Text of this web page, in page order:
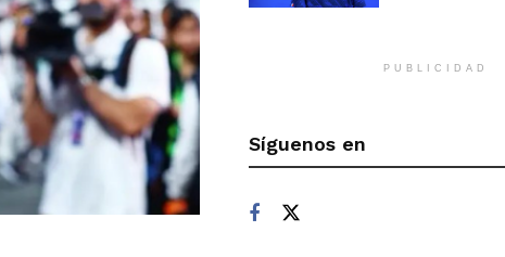
PUBLICIDAD
Síguenos en